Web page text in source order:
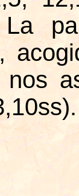
nos